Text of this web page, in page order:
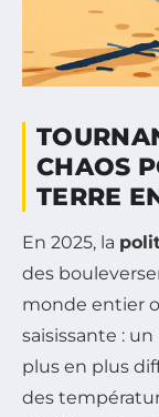
CHAOS
TERRE
En 2025, la
des
monde entier
saisissante :
plus en plus
des